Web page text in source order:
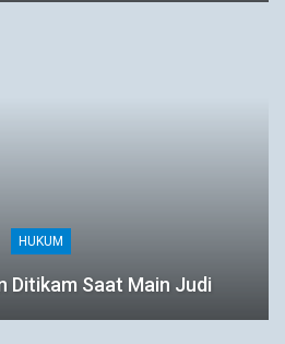
HUKUM
Ditikam Saat Main Judi